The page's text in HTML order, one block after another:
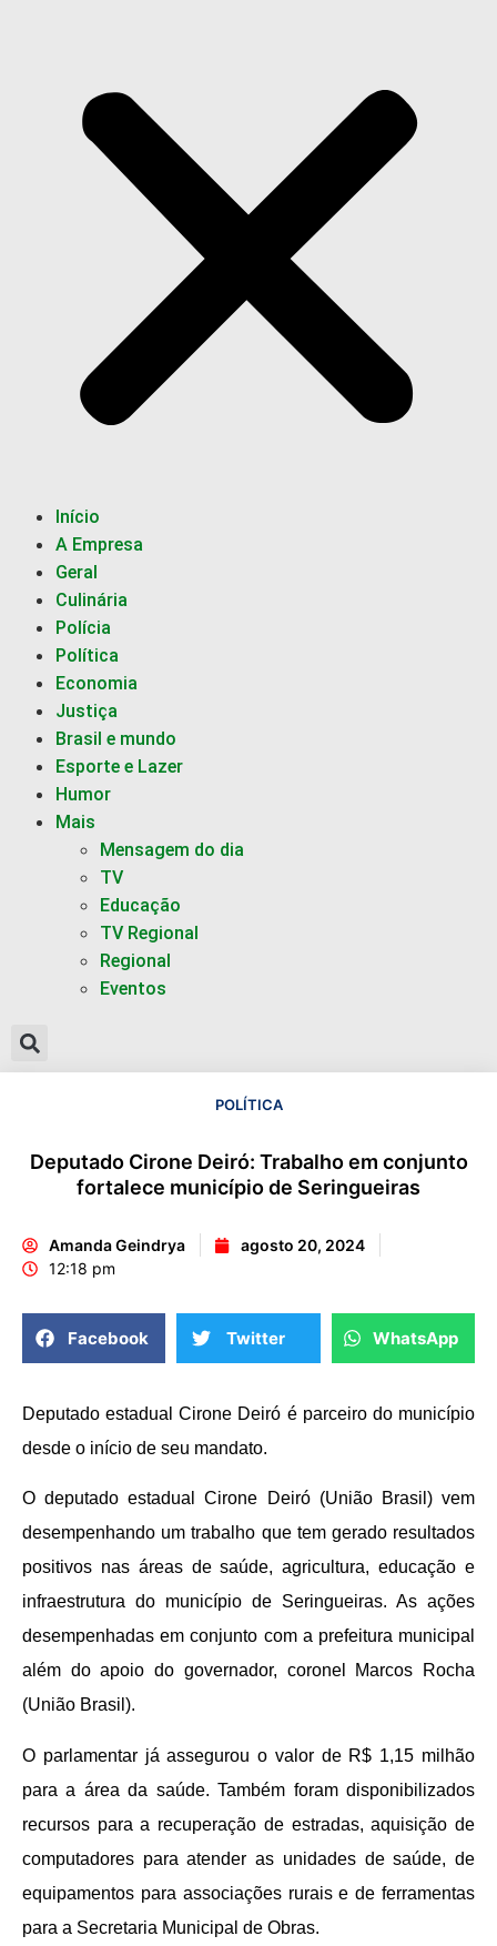
Início
A Empresa
Geral
Culinária
Polícia
Política
Economia
Justiça
Brasil e mundo
Esporte e Lazer
Humor
Mais
Mensagem do dia
TV
Educação
TV Regional
Regional
Eventos
POLÍTICA
Deputado Cirone Deiró: Trabalho em conjunto
fortalece município de Seringueiras
Amanda Geindrya
agosto 20, 2024
12:18 pm
Facebook Twitter WhatsApp
Deputado estadual Cirone Deiró é parceiro do município
desde o início de seu mandato.
O deputado estadual Cirone Deiró (União Brasil) vem
desempenhando um trabalho que tem gerado resultados
positivos nas áreas de saúde, agricultura, educação e
infraestrutura do município de Seringueiras. As ações
desempenhadas em conjunto com a prefeitura municipal
além do apoio do governador, coronel Marcos Rocha
(União Brasil).
O parlamentar já assegurou o valor de R$ 1,15 milhão
para a área da saúde. Também foram disponibilizados
recursos para a recuperação de estradas, aquisição de
computadores para atender as unidades de saúde, de
equipamentos para associações rurais e de ferramentas
para a Secretaria Municipal de Obras.